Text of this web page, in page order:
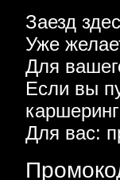
Заезд
Уже
Для
Если вы
Для вас: